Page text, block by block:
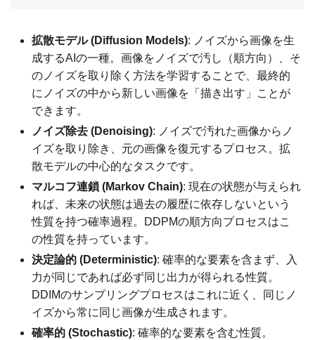
拡散モデル (Diffusion Models): ノイズから画像を生
成するAIの一種。画像をノイズで汚し（順方向）、そ
のノイズを取り除く方法を学習することで、最終的
にノイズの中から新しい画像を「描き出す」ことが
できます。
ノイズ除去 (Denoising): ノイズで汚れた画像からノ
イズを取り除き、元の画像を復元するプロセス。拡
散モデルの中心的なタスクです。
マルコフ連鎖 (Markov Chain): 現在の状態が与えられ
れば、未来の状態は過去の履歴に依存しないという
性質を持つ確率過程。DDPMの順方向プロセスはこ
の性質を持っています。
決定論的 (Deterministic): 確率的な要素を含まず、入
力が同じであれば必ず同じ出力が得られる性質。
DDIMのサンプリングプロセスはこれに近く、同じノ
イズから常に同じ画像が生成されます。
確率的 (Stochastic): 確率的な要素を含む性質。